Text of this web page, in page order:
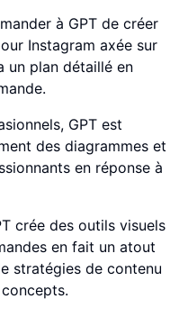
à GPT de créer
Instagram axée sur
un plan détaillé en
GPT est
des diagrammes et
en réponse à
crée des outils visuels
en fait un atout
stratégies de contenu